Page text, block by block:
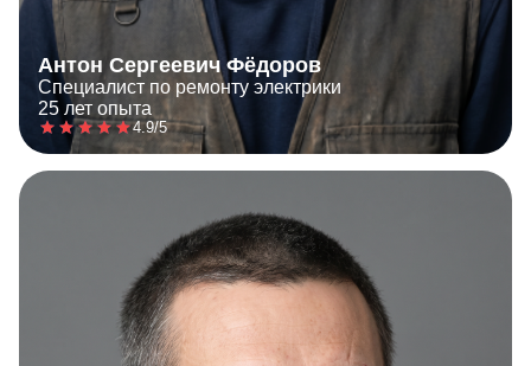
Антон Сергеевич Фёдоров
Специалист по ремонту электрики
25 лет опыта
4.9/5